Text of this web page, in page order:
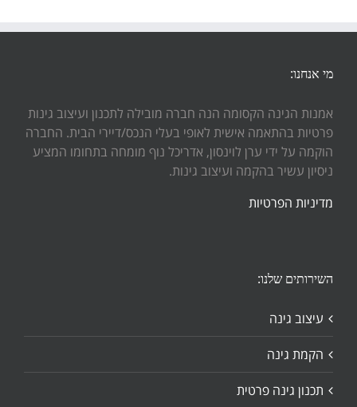
מי אנחנו:
אמנות הגינה הקסומה הנה חברה מובילה לתכנון ועיצוב גינות
פרטיות בהתאמה אישית לאופי בעלי הנכס/דיירי הבית. החברה
הוקמה על ידי ערן לוינסון, אדריכל נוף מומחה בתחומו המציע
ניסיון עשיר בהקמה ועיצוב גינות.
מדיניות הפרטיות
השירותים שלנו:
עיצוב גינה
הקמת גינה
תכנון גינה פרטית